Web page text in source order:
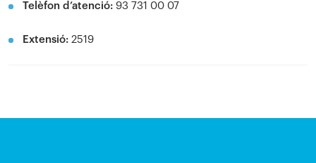
Telèfon d’atenció: 93 731 00 07
Extensió: 2519